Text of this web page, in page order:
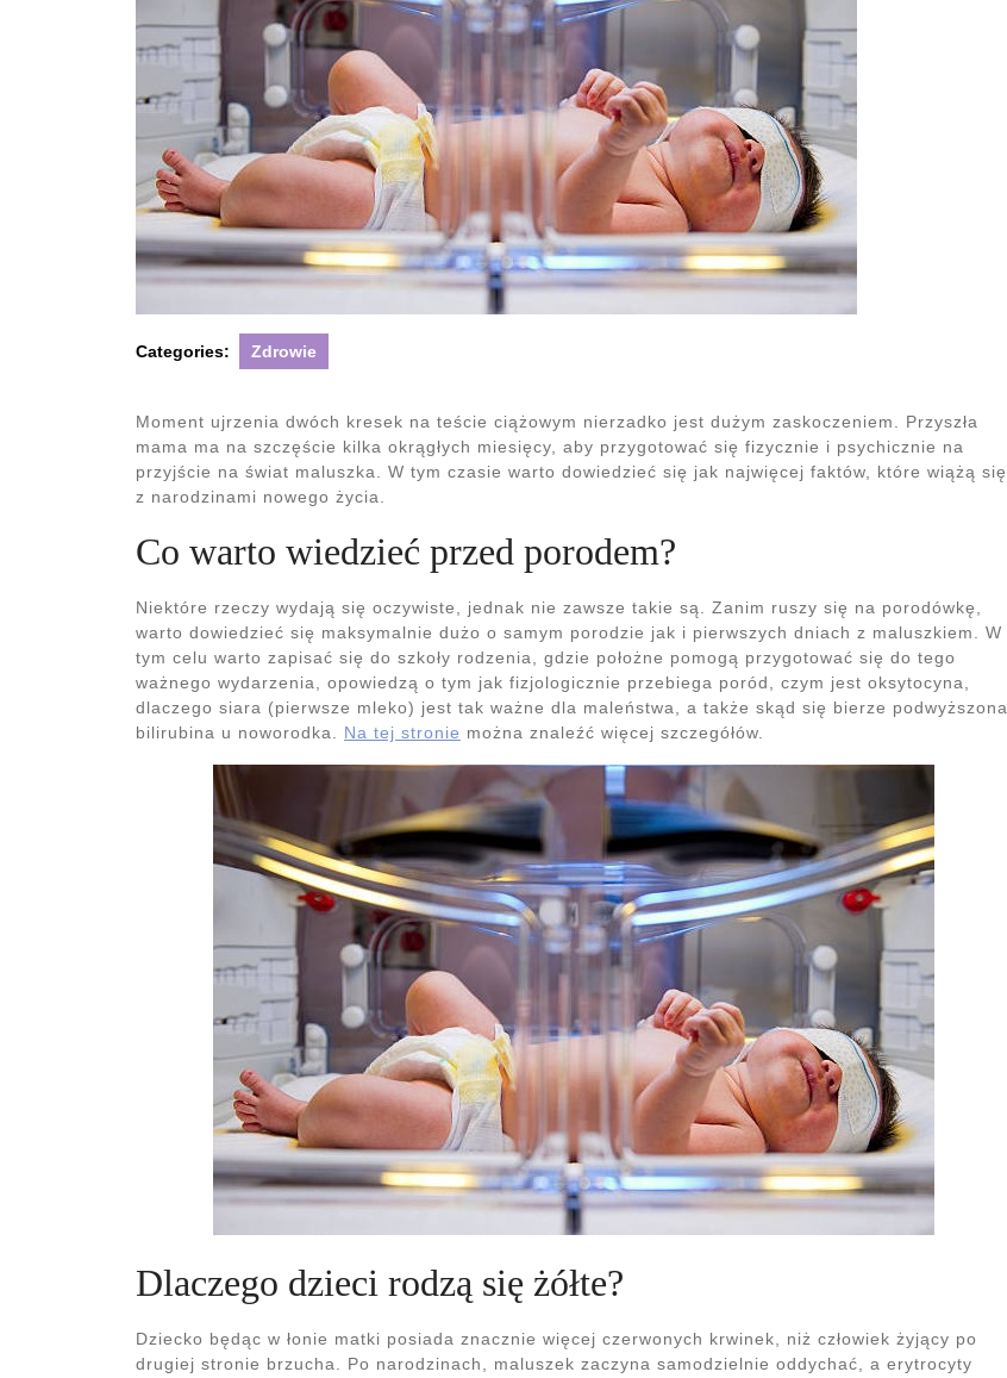
Categories: Zdrowie
Moment ujrzenia dwóch kresek na teście ciążowym nierzadko jest dużym zaskoczeniem. Przyszła
mama ma na szczęście kilka okrągłych miesięcy, aby przygotować się fizycznie i psychicznie na
przyjście na świat maluszka. W tym czasie warto dowiedzieć się jak najwięcej faktów, które wiążą się
z narodzinami nowego życia.
Co warto wiedzieć przed porodem?
Niektóre rzeczy wydają się oczywiste, jednak nie zawsze takie są. Zanim ruszy się na porodówkę,
warto dowiedzieć się maksymalnie dużo o samym porodzie jak i pierwszych dniach z maluszkiem. W
tym celu warto zapisać się do szkoły rodzenia, gdzie położne pomogą przygotować się do tego
ważnego wydarzenia, opowiedzą o tym jak fizjologicznie przebiega poród, czym jest oksytocyna,
dlaczego siara (pierwsze mleko) jest tak ważne dla maleństwa, a także skąd się bierze podwyższona
bilirubina u noworodka. Na tej stronie można znaleźć więcej szczegółów.
Dlaczego dzieci rodzą się żółte?
Dziecko będąc w łonie matki posiada znacznie więcej czerwonych krwinek, niż człowiek żyjący po
drugiej stronie brzucha. Po narodzinach, maluszek zaczyna samodzielnie oddychać, a erytrocyty